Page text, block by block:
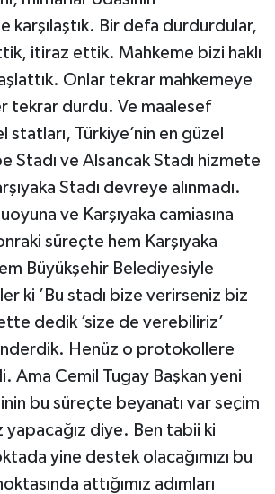
karşılaştık. Bir defa durdurdular,
itiraz ettik. Mahkeme bizi haklı
Onlar tekrar mahkemeye
tekrar durdu. Ve maalesef
statları, Türkiye’nin en güzel
Stadı ve Alsancak Stadı hizmete
Stadı devreye alınmadı.
ve Karşıyaka camiasına
süreçte hem Karşıyaka
Büyükşehir Belediyesiyle
ki ’Bu stadı bize verirseniz biz
dedik ’size de verebiliriz’
Henüz o protokollere
Ama Cemil Tugay Başkan yeni
bu süreçte beyanatı var seçim
yapacağız diye. Ben tabii ki
yine destek olacağımızı bu
attığımız adımları